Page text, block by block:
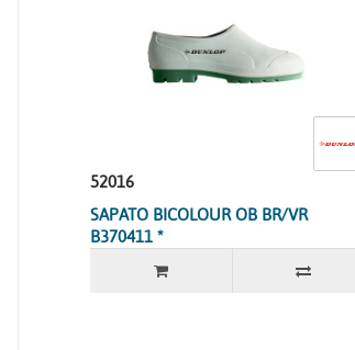
52016
SAPATO BICOLOUR OB BR/VR
B370411 *